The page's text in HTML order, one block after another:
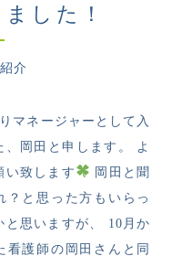
した！
介
マネージャーとして入
、岡田と申します。 よ
い致します
岡田と聞
？と思った方もいらっ
と思いますが、 10月か
看護師の岡田さんと同